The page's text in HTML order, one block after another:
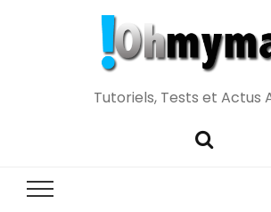
Tutoriels, Tests et Actus